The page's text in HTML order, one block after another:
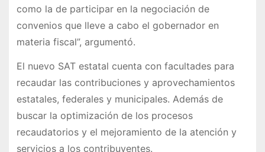
como la de participar en la negociación de
convenios que lleve a cabo el gobernador en
materia fiscal”, argumentó.
El nuevo SAT estatal cuenta con facultades para
recaudar las contribuciones y aprovechamientos
estatales, federales y municipales. Además de
buscar la optimización de los procesos
recaudatorios y el mejoramiento de la atención y
servicios a los contribuyentes.